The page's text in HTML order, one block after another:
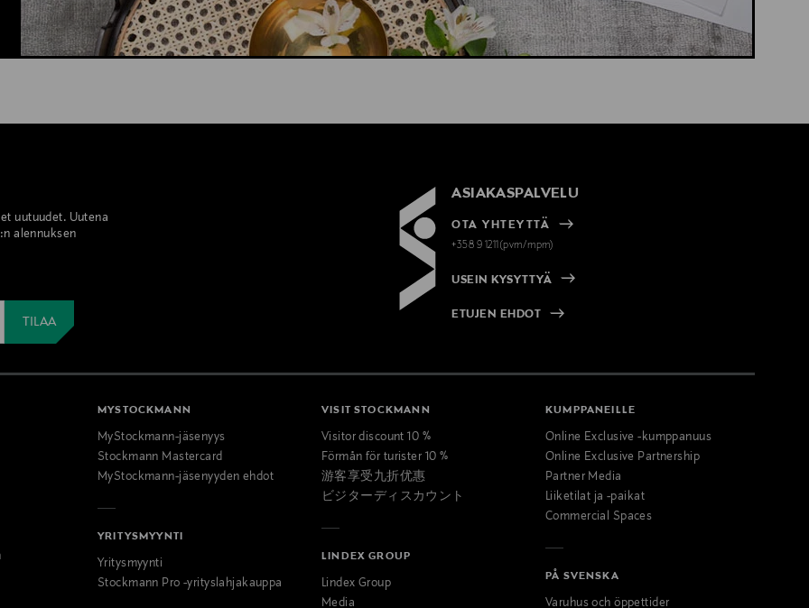
uutuudet. Uutena
alennuksen
ASIAKASPALVELU
OTA YHTEYTTÄ
+358 9 1211(pvm/mpm)
USEIN KYSYTTYÄ
ETUJEN EHDOT
MYSTOCKMANN
MyStockmann-jäsenyys
Stockmann Mastercard
MyStockmann-jäsenyyden ehdot
YRITYSMYYNTI
Yritysmyynti
Stockmann Pro -yrityslahjakauppa
VISIT STOCKMANN
Visitor discount 10 %
Förmån för turister 10 %
游客享受九折优惠
ビジターディスカウント
LINDEX GROUP
Lindex Group
Media
KUMPPANEILLE
Online Exclusive -kumppanuus
Online Exclusive Partnership
Partner Media
Liiketilat ja -paikat
Commercial Spaces
PÅ SVENSKA
Varuhus och öppettider